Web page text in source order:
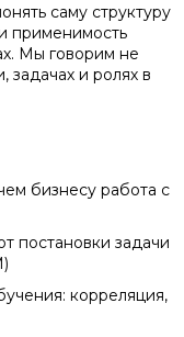
саму структуру
применимость
Мы говорим не
задачах и ролях в
бизнесу работа с
постановки задачи
корреляция,